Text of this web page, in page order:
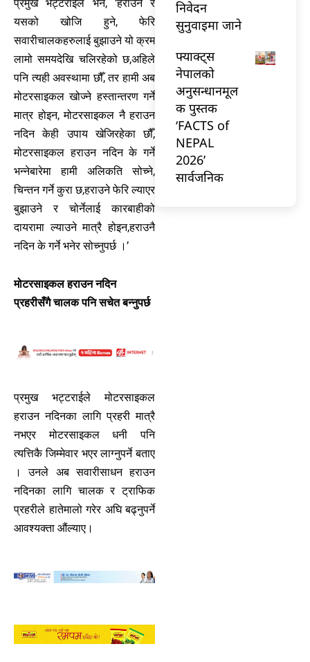
प्रमुख भट्टराईले भने, ‘हराउने र
यसको खोजि हुने, फेरि
सवारीचालकहरुलाई बुझाउने यो क्रम
लामो समयदेखि चलिरहेको छ,अहिले
पनि त्यही अवस्थामा छौँ, तर हामी अब
मोटरसाइकल खोज्ने हस्तान्तरण गर्ने
मात्र होइन, मोटरसाइकल नै हराउन
नदिन केही उपाय खेजिरहेका छौँ,
मोटरसाइकल हराउन नदिन के गर्ने
भन्नेबारेमा हामी अलिकति सोच्ने,
चिन्तन गर्ने कुरा छ,हराउने फेरि ल्याएर
बुझाउने र चोर्नेलाई कारबाहीको
दायरामा ल्याउने मात्रै होइन,हराउनै
नदिन के गर्ने भनेर सोच्नुपर्छ ।’
मोटरसाइकल हराउन नदिन
प्रहरीसँगै चालक पनि सचेत बन्नुपर्छ
प्रमुख भट्टराईले मोटरसाइकल
हराउन नदिनका लागि प्रहरी मात्रै
नभएर मोटरसाइकल धनी पनि
त्यत्तिकै जिम्मेवार भएर लाग्नुपर्ने बताए
। उनले अब सवारीसाधन हराउन
नदिनका लागि चालक र ट्राफिक
प्रहरीले हातेमालो गरेर अघि बढ्नुपर्ने
आवश्यक्ता औंल्याए।
निवेदन
सुनुवाइमा जाने
फ्याक्ट्स
नेपालको
अनुसन्धानमूल
क पुस्तक
‘FACTS of
NEPAL
2026’
सार्वजनिक